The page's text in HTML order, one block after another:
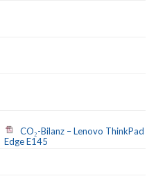
CO₂-Bilanz – Lenovo ThinkPad
Edge E145